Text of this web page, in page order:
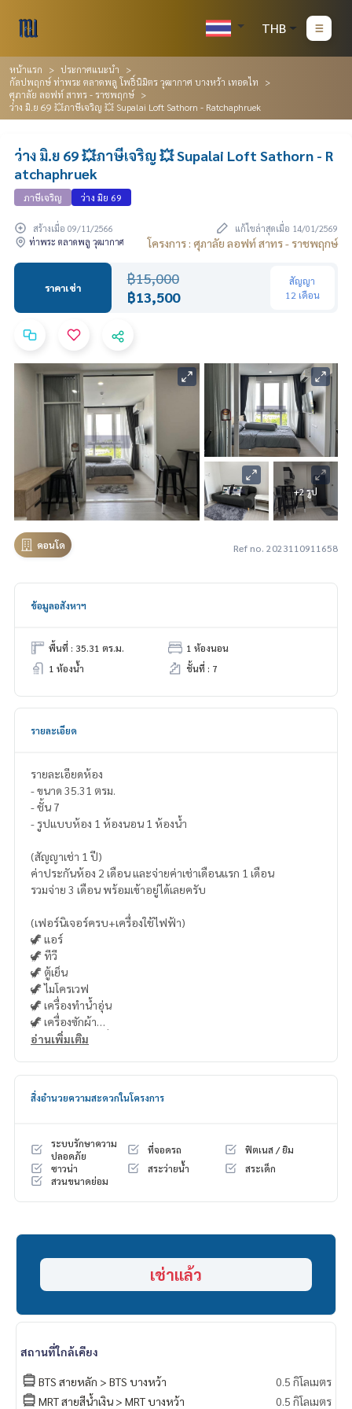
THB
หน้าแรก
ประกาศแนะนำ
กัลปพฤกษ์ ท่าพระ ตลาดพลู โพธิ์นิมิตร วุฒากาศ บางหว้า เทอดไท
ศุภาลัย ลอฟท์ สาทร - ราชพฤกษ์
ว่าง มิ.ย 69 💥ภาษีเจริญ 💥 Supalai Loft Sathorn - Ratchaphruek
ว่าง มิ.ย 69 💥ภาษีเจริญ 💥 Supalai Loft Sathorn - R
atchaphruek
ภาษีเจริญ ว่าง มิย 69
สร้างเมื่อ 09/11/2566
แก้ไขล่าสุดเมื่อ 14/01/2569
ท่าพระ ตลาดพลู วุฒากาศ
โครงการ : ศุภาลัย ลอฟท์ สาทร - ราชพฤกษ์
ราคาเช่า
฿15,000
฿13,500
สัญญา
12 เดือน
+2 รูป
คอนโด Ref no. 2023110911658
ข้อมูลอสังหาฯ
พื้นที่ : 35.31 ตร.ม.
1 ห้องนอน
1 ห้องน้ำ
ชั้นที่ : 7
รายละเอียด
รายละเอียดห้อง
- ขนาด 35.31 ตรม.
- ชั้น 7
- รูปแบบห้อง 1 ห้องนอน 1 ห้องน้ำ
(สัญญาเช่า 1 ปี)
ค่าประกันห้อง 2 เดือน และจ่ายค่าเช่าเดือนแรก 1 เดือน
รวมจ่าย 3 เดือน พร้อมเข้าอยู่ได้เลยครับ
(เฟอร์นิเจอร์ครบ+เครื่องใช้ไฟฟ้า)
🦖 แอร์
🦖 ทีวี
🦖 ตู้เย็น
🦖 ไมโครเวฟ
🦖 เครื่องทำน้ำอุ่น
🦖 เครื่องซักผ้า
🦖 เตาไฟฟ้า+เครื่องดูดควัน
อ่านเพิ่มเติม
สิ่งอำนวยความสะดวกในโครงการ
ระบบรักษาความ
ปลอดภัย
ที่จอดรถ
ฟิตเนส / ยิม
ซาวน่า
สระว่ายน้ำ
สระเด็ก
สวนขนาดย่อม
เช่าแล้ว
สถานที่ใกล้เคียง
BTS สายหลัก > BTS บางหว้า
0.5 กิโลเมตร
MRT สายสีน้ำเงิน > MRT บางหว้า
0.5 กิโลเมตร